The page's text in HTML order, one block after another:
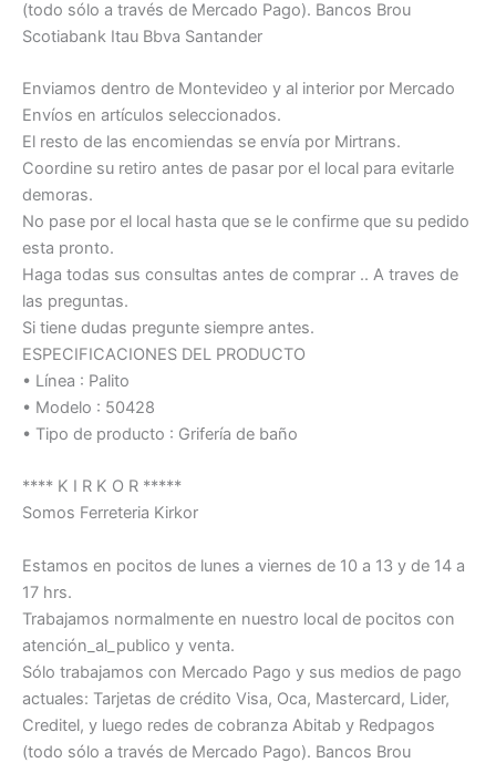
(todo sólo a través de Mercado Pago). Bancos Brou
Scotiabank Itau Bbva Santander
Enviamos dentro de Montevideo y al interior por Mercado
Envíos en artículos seleccionados.
El resto de las encomiendas se envía por Mirtrans.
Coordine su retiro antes de pasar por el local para evitarle
demoras.
No pase por el local hasta que se le confirme que su pedido
esta pronto.
Haga todas sus consultas antes de comprar .. A traves de
las preguntas.
Si tiene dudas pregunte siempre antes.
ESPECIFICACIONES DEL PRODUCTO
• Línea : Palito
• Modelo : 50428
• Tipo de producto : Grifería de baño
**** K I R K O R *****
Somos Ferreteria Kirkor
Estamos en pocitos de lunes a viernes de 10 a 13 y de 14 a
17 hrs.
Trabajamos normalmente en nuestro local de pocitos con
atención_al_publico y venta.
Sólo trabajamos con Mercado Pago y sus medios de pago
actuales: Tarjetas de crédito Visa, Oca, Mastercard, Lider,
Creditel, y luego redes de cobranza Abitab y Redpagos
(todo sólo a través de Mercado Pago). Bancos Brou